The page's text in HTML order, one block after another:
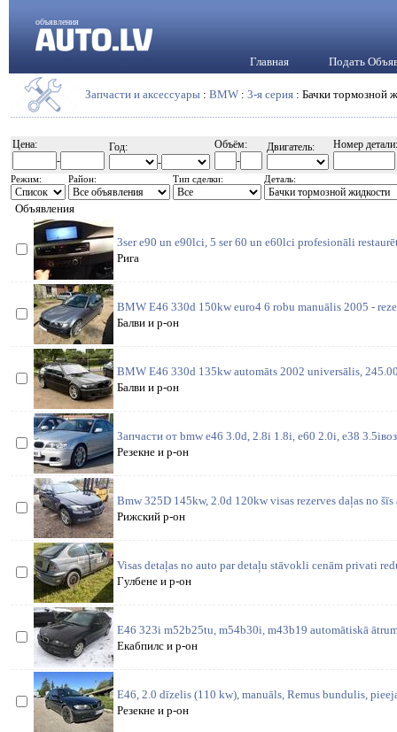
объявления
Главная Подать
Запчасти и аксессуары : BMW : 3-я серия : Бачки тормозной
Цена:
-
Год:
-
Объём:
-
Двигатель: Номер детали:
Режим: Район: Тип сделки: Деталь:
Объявления
3ser e90 un e90lci, 5 ser 60 un e60lci profesionāli
Рига
BMW E46 330d 150kw euro4 6 robu manuālis 2005 -
Балви и р-он
BMW E46 330d 135kw automāts 2002 universālis,
Балви и р-он
Запчасти от bmw e46 3.0d, 2.8i 1.8i, e60 2.0i, e38
Резекне и р-он
Bmw 325D 145kw, 2.0d 120kw visas rezerves daļas no šīs
Рижский р-он
Visas detaļas no auto par detaļu stāvokli cenām privati
Гулбене и р-он
E46 323i m52b25tu, m54b30i, m43b19 automātiskā
Екабпилс и р-он
E46, 2.0 dīzelis (110 kw), manuāls, Remus bundulis,
Резекне и р-он